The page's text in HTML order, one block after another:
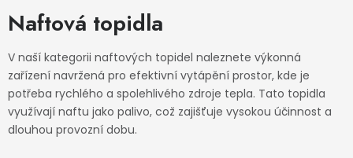
Stavba a dům
Dílna
Naftová topidla
V naší kategorii naftových topidel naleznete výkonná
zařízení navržená pro efektivní vytápění prostor, kde je
potřeba rychlého a spolehlivého zdroje tepla. Tato topidla
využívají naftu jako palivo, což zajišťuje vysokou účinnost a
dlouhou provozní dobu.